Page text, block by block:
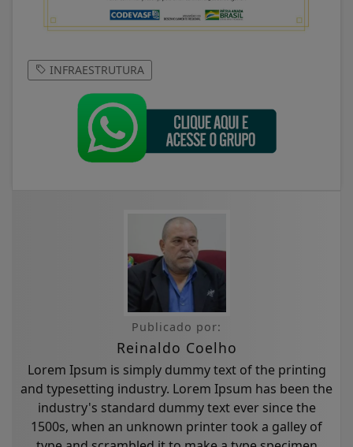
INFRAESTRUTURA
Publicado por:
Reinaldo Coelho
Lorem Ipsum is simply dummy text of the printing
and typesetting industry. Lorem Ipsum has been the
industry's standard dummy text ever since the
1500s, when an unknown printer took a galley of